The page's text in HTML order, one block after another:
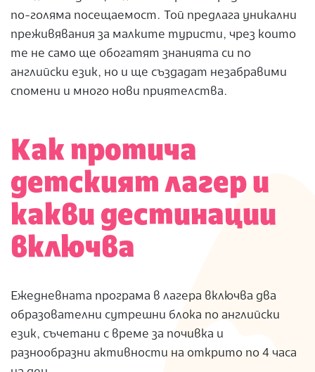
по-голяма посещаемост. Той предлага уникални
преживявания за малките туристи, чрез които
те не само ще обогатят знанията си по
английски език, но и ще създадат незабравими
спомени и много нови приятелства.
Как протича
детският лагер и
какви дестинации
включва
Ежедневната програма в лагера включва два
образователни сутрешни блока по английски
език, съчетани с време за почивка и
разнообразни активности на открито по 4 часа